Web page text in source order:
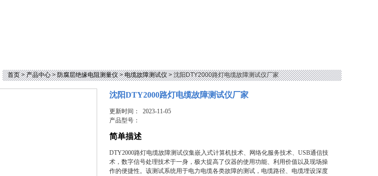
首页>产品中心>防腐层绝缘电阻测量仪>电缆故障测试仪> 沈阳DTY2000路灯电缆故障测试仪厂家
沈阳DTY2000路灯电缆故障测试仪厂家
更新时间： 2023-11-05
产品型号：
简单描述
DTY2000路灯电缆故障测试仪集嵌入式计算机技术、网络化服务技术、USB通信技
术，数字信号处理技术于一身，极大提高了仪器的使用功能、利用价值以及现场操
作的便捷性。该测试系统用于电力电缆各类故障的测试，电缆路径、电缆埋设深度